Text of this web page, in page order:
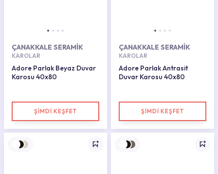
ÇANAKKALE SERAMİK
KAROLAR
Adore Parlak Beyaz Duvar
Karosu 40x80
ŞİMDİ KEŞFET
ÇANAKKALE SERAMİK
KAROLAR
Adore Parlak Antrasit
Duvar Karosu 40x80
ŞİMDİ KEŞFET